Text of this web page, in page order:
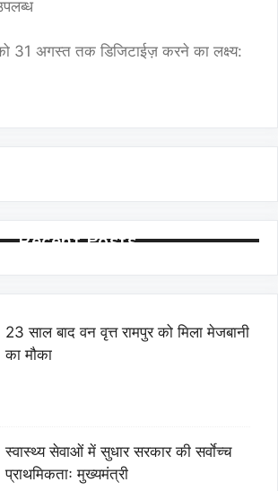
को 31 अगस्त तक डिजिटाईज़ करने का लक्ष्य:
Recent Posts
23 साल बाद वन वृत्त रामपुर को मिला मेजबानी
का मौका
स्वास्थ्य सेवाओं में सुधार सरकार की सर्वाेच्च
प्राथमिकताः मुख्यमंत्री